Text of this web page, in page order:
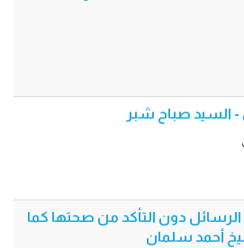
السيد صباح شبر
الرسائل دون التأكد من صحتها كما
أحمد سلمان